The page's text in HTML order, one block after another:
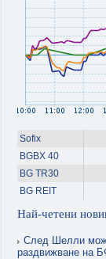
Sofix
BGBX 40
BG TR30
BG REIT
Най-четени
След Шелли
раздвижване на